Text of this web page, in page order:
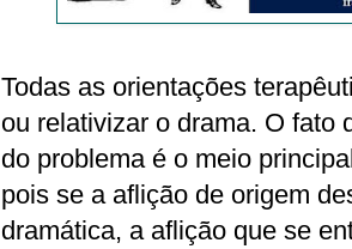
Todas as orientações
ou relativizar o drama. O fato
do problema é o meio
pois se a aflição de origem
dramática, a aflição que se